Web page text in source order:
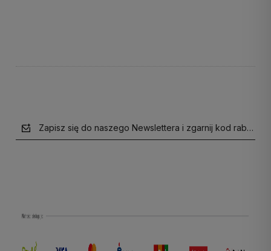
Zapisz się do naszego Newslettera i zgarnij kod